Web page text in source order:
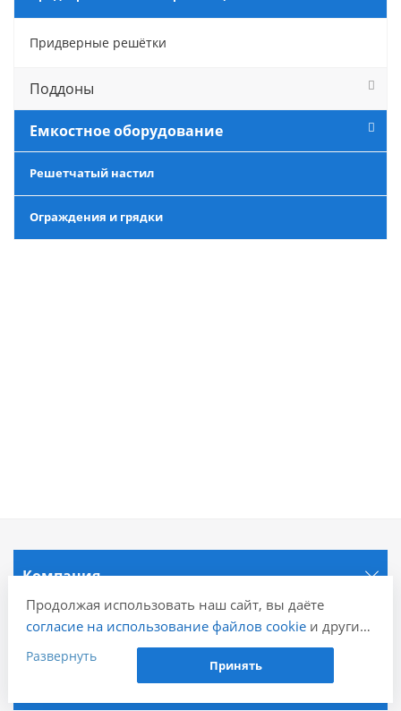
Придверные решётки
Поддоны
Емкостное оборудование
Решетчатый настил
Ограждения и грядки
Компания
Информация
Продолжая использовать наш сайт, вы даёте
согласие на использование файлов cookieи других
пользовательских данных (включая IP-адрес,
сведения о местоположении, устройстве, действиях
Развернуть
Принять